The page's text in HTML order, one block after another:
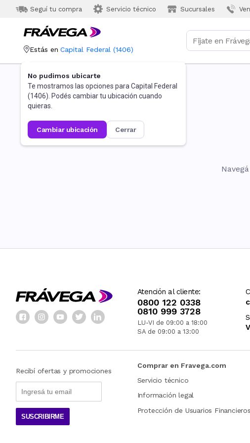
Seguí tu compra Servicio técnico Sucursales
Estás en Capital Federal (1406)
No pudimos ubicarte
Te mostramos las opciones para Capital Federal
(1406). Podés cambiar tu ubicación cuando
quieras.
cambiar ubicación cerrar
Atención al cliente:
0800 122 0338
0810 999 3728
LU-VI de 09:00 a 18:00
SA de 09:00 a 13:00
Recibí ofertas y promociones
SUSCRIBIRME
Comprar en Fravega.com
Servicio técnico
Información legal
Protección de Usuarios Financieros